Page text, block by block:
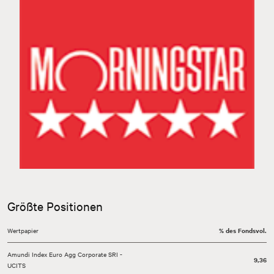
Größte Positionen
Wertpapier % des Fondsvol.
Amundi Index Euro Agg Corporate SRI -
UCITS
9,36